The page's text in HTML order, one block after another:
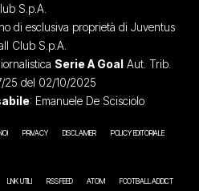
S.p.A.
di esclusiva proprietà di Juventus
Club S.p.A.
Serie A Goal Aut. Trib.
25 del 02/10/2025
: Emanuele De Scisciolo
PRIVACY DISCLAIMER POLICY EDITORIALE
LINK UTILI RSS FEED ATOM FOOTBALL ADDICT